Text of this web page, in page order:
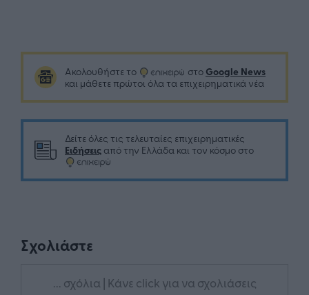
Ακολουθήστε το στο Google News
και μάθετε πρώτοι όλα τα επιχειρηματικά νέα
Δείτε όλες τις τελευταίες επιχειρηματικές
Ειδήσεις από την Ελλάδα και τον κόσμο στο
Σχολιάστε
... σχόλια | Κάνε click για να σχολιάσεις